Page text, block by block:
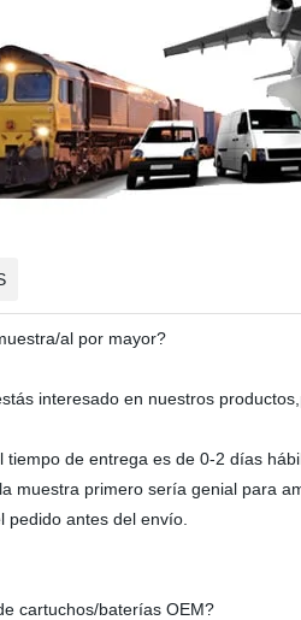
al por mayor?
interesado en nuestros
tiempo de entrega es de 0-2 días
muestra primero sería genial para
pedido antes del envío.
cartuchos/baterías OEM?